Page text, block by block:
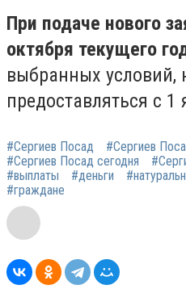
При подаче нового
октября текущего
выбранных условий,
предоставляться с 1
#Сергиев Посад
#Сергиев
#Сергиев Посад сегодня
#выплаты
#деньги
#граждане